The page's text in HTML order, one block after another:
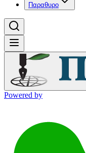
Παραθυρο
Powered by